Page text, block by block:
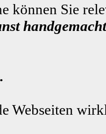
können Sie
handgemacht
Webseiten